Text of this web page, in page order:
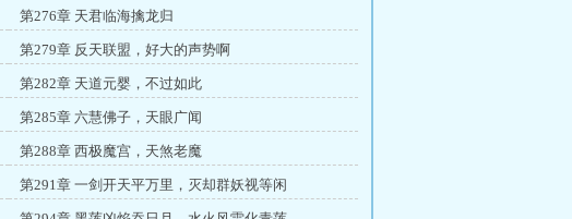
第276章 天君临海擒龙归
第279章 反天联盟，好大的声势啊
第282章 天道元婴，不过如此
第285章 六慧佛子，天眼广闻
第288章 西极魔宫，天煞老魔
第291章 一剑开天平万里，灭却群妖视等闲